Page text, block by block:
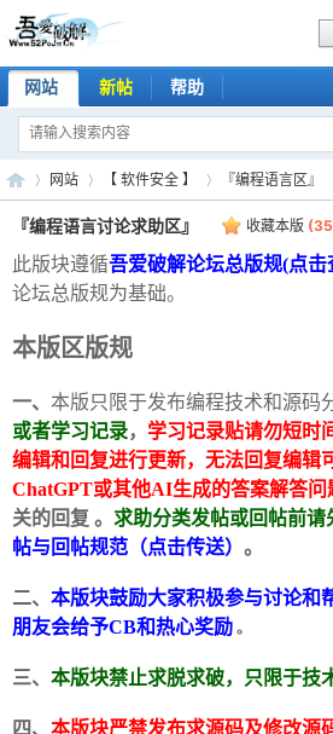
网站 新帖 帮助
吾
爱
»
网站
›
【 软件安全 】 『编程语言区』
收藏本版 (
『编程语言讨论求助区』
此版块遵循吾爱破解论坛总版规(点击
论坛总版规为基础。
本版区版规
一、 本版只限于发布编程技术和源码
或者学习记录， 学习记录贴请勿短时
编辑和回复进行更新，无法回复编辑
ChatGPT或其他AI生成的答案解答问
关的回复 。 求助分类发帖或回帖前请
帖与回帖规范（点击传送） 。
二、 本版块鼓励大家积极参与讨论和
朋友会给予CB和热心奖励 。
三、 本版块禁止求脱求破，只限于技
四、 本版块严禁发布求源码及修改源